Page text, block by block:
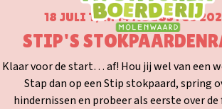
18 JULI T/M 14 AUGUSTUS
STIP'S
Klaar voor de start… af! Hou jij wel van een
Stap dan op een Stip stokpaard, spring
hindernissen en probeer als eerste over